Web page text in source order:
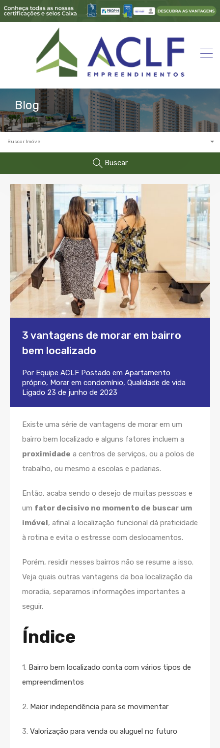
Blog
Buscar Imóvel
Buscar
3 vantagens de morar em bairro
bem localizado
Por Equipe ACLF Postado em Apartamento
próprio, Morar em condomínio, Qualidade de vida
Ligado 23 de junho de 2023
Existe uma série de vantagens de morar em um
bairro bem localizado e alguns fatores incluem a
proximidade a centros de serviços, ou a polos de
trabalho, ou mesmo a escolas e padarias.
Então, acaba sendo o desejo de muitas pessoas e
um fator decisivo no momento de buscar um
imóvel, afinal a localização funcional dá praticidade
à rotina e evita o estresse com deslocamentos.
Porém, residir nesses bairros não se resume a isso.
Veja quais outras vantagens da boa localização da
moradia, separamos informações importantes a
seguir.
Índice
1. Bairro bem localizado conta com vários tipos de
empreendimentos
2. Maior independência para se movimentar
3. Valorização para venda ou aluguel no futuro